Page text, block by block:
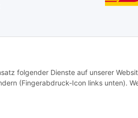
folgender Dienste auf unserer
(Fingerabdruck-Icon links unten).